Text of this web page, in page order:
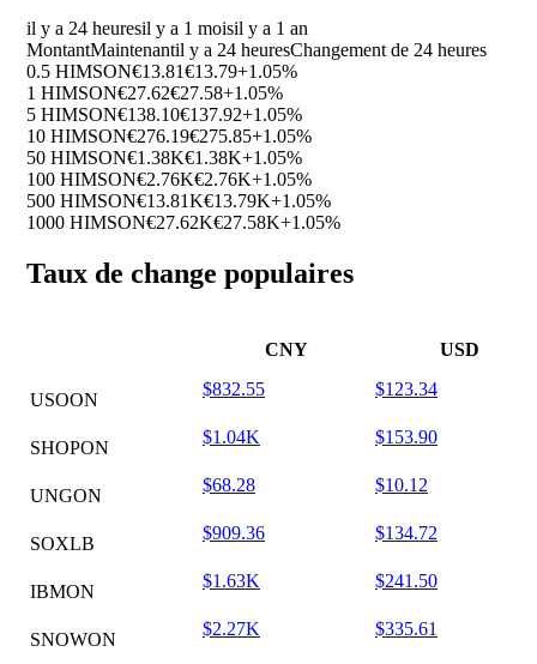
il y a 24 heuresil y a 1 moisil y a 1 an
MontantMaintenantil y a 24 heuresChangement de 24 heures
0.5 HIMSON€13.81€13.79+1.05%
1 HIMSON€27.62€27.58+1.05%
5 HIMSON€138.10€137.92+1.05%
10 HIMSON€276.19€275.85+1.05%
50 HIMSON€1.38K€1.38K+1.05%
100 HIMSON€2.76K€2.76K+1.05%
500 HIMSON€13.81K€13.79K+1.05%
1000 HIMSON€27.62K€27.58K+1.05%
Taux de change populaires
CNY USD
USOON
$832.55 $123.34
SHOPON
$1.04K $153.90
UNGON
$68.28 $10.12
SOXLB
$909.36 $134.72
IBMON
$1.63K $241.50
SNOWON
$2.27K $335.61